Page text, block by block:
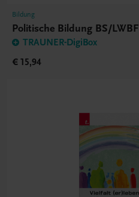
Bildung
Politische Bildung BS/LWBF
TRAUNER-DigiBox
€ 15,94